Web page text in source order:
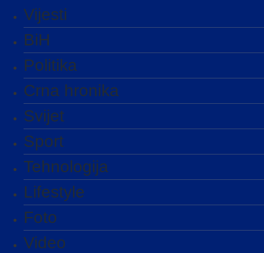
Vijesti
BiH
Politika
Crna hronika
Svijet
Sport
Tehnologija
Lifestyle
Foto
Video